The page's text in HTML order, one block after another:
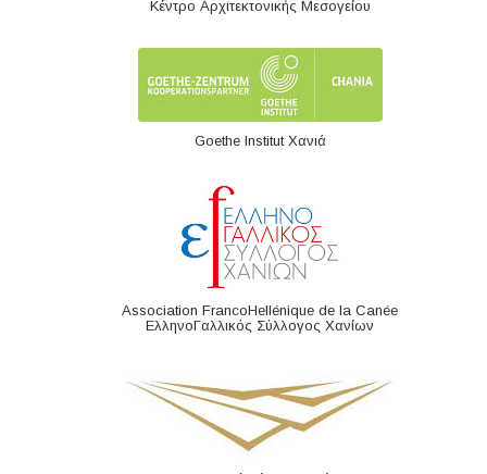
Κέντρο Αρχιτεκτονικής Μεσογείου
Goethe Institut Χανιά
Association FrancoHellénique de la Canée
ΕλληνοΓαλλικός Σύλλογος Χανίων